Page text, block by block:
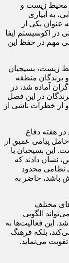
محیط زیست و
به آبیاری
عنوان یکی از
در اکوسیستم ایفا
مهم در حفظ این
زیست، بسیجیان
پرندگان منطقه
آماده شد، در
در این فصل
از خطرات ناشی از
هفته دفاع
پیامی عمیق از
این بسیجیان با
نشان دادند که
نظامی محدود
باشد، حاضر به
مختلف
الگویی
این فعالیت‌ها نه
بلکه فرهنگ
می‌نماید.